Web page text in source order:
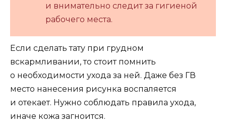
и внимательно следит за гигиеной
рабочего места.
Если сделать тату при грудном
вскармливании, то стоит помнить
о необходимости ухода за ней. Даже без ГВ
место нанесения рисунка воспаляется
и отекает. Нужно соблюдать правила ухода,
иначе кожа загноится.